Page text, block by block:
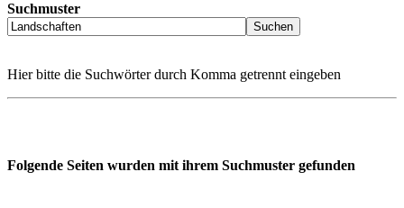
Suchmuster
Hier bitte die Suchwörter durch Komma getrennt eingeben
Folgende Seiten wurden mit ihrem Suchmuster gefunden